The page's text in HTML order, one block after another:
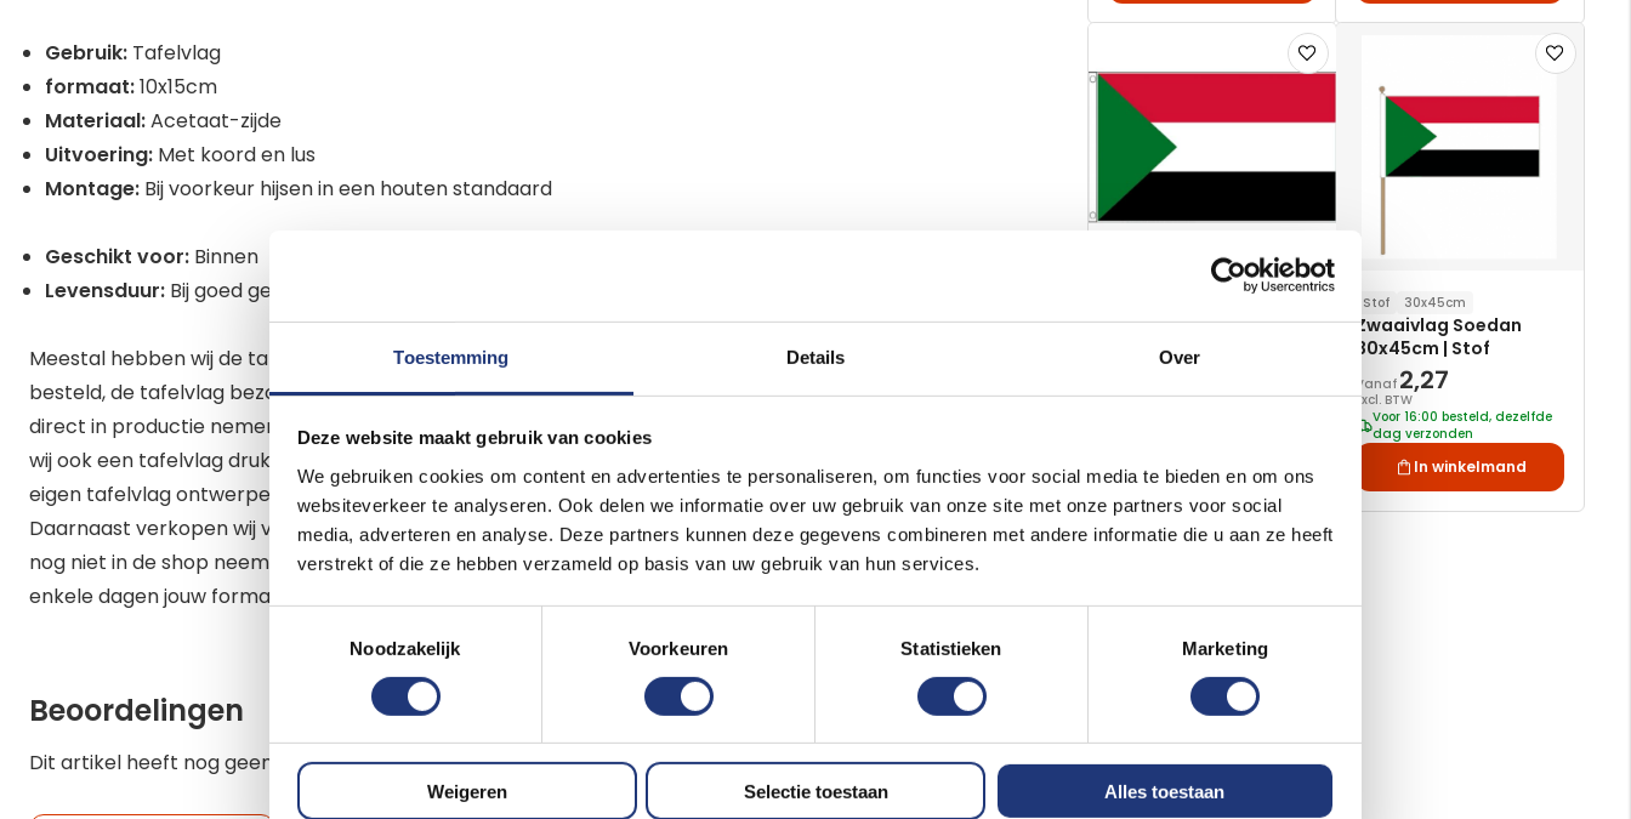
Toestemming Details Over
Deze website maakt gebruik van cookies
We gebruiken cookies om content en advertenties te personaliseren, om functies voor social media te bieden en om ons
websiteverkeer te analyseren. Ook delen we informatie over uw gebruik van onze site met onze partners voor social
media, adverteren en analyse. Deze partners kunnen deze gegevens combineren met andere informatie die u aan ze heeft
verstrekt of die ze hebben verzameld op basis van uw gebruik van hun services.
Noodzakelijk
Voorkeuren Statistieken Marketing
Weigeren Selectie toestaan Alles toestaan
Gebruik: Tafelvlag
formaat:10x15cm
Materiaal:Acetaat-zijde
Uitvoering: Met koord en lus
Montage: Bij voorkeur hijsen in een houten standaard
Geschikt voor: Binnen
Levensduur: Bij goed gebruik is deze vlag kleur en slijtvast
Meestal hebben wij de tafelvlag op voorraad en kunnen wij de volgende werkdag, mits voor 16:00
besteld, de tafelvlag bezorgen. Hebben wij de vlag niet op voorraad dan zullen wij je tafelvlag
direct in productie nemen. Dan bedraagt de levertijd maximaal 7 werkdagen. Overigens kunnen
wij ook een tafelvlag drukken met je eigen bedrijfslogo. Met onze unieke vlageditor kunt u uw
eigen tafelvlag ontwerpen.
Daarnaast verkopen wij vele formaten vlaggen van Soedan. Staat jouw formaat Soedanese vlag
nog niet in de shop neem dan contact op via info@vlaggenclub.nl. Meestal kunnen wij binnen
enkele dagen jouw formaat vlag van Soedan leveren.
Beoordelingen
Dit artikel heeft nog geen beoordelingen.
Voeg
toe
verlanglijst
Vlag Soedan 90x150 |
Best value
Excl. BTW
In winkelmand
Voeg
toe
aan
verlanglijst
Stof 30x45cm
Zwaaivlag Soedan
30x45cm | Stof
Vanaf 2,27
Excl. BTW
Voor 16:00 besteld, dezelfde
dag verzonden
In winkelmand